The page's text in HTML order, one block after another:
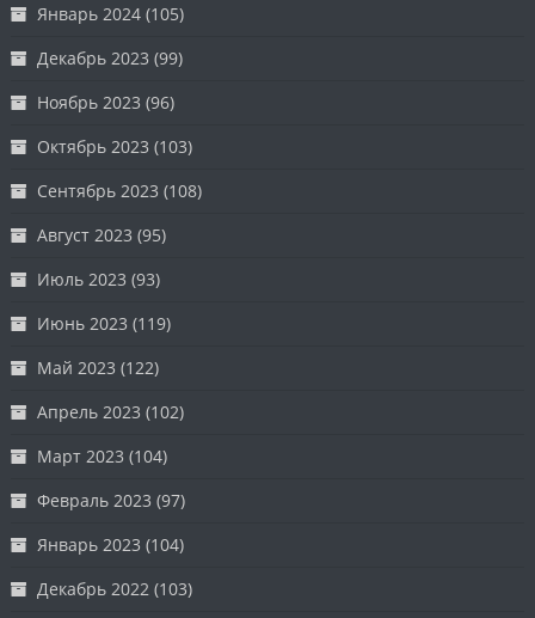
Январь 2024 (105)
Декабрь 2023 (99)
Ноябрь 2023 (96)
Октябрь 2023 (103)
Сентябрь 2023 (108)
Август 2023 (95)
Июль 2023 (93)
Июнь 2023 (119)
Май 2023 (122)
Апрель 2023 (102)
Март 2023 (104)
Февраль 2023 (97)
Январь 2023 (104)
Декабрь 2022 (103)